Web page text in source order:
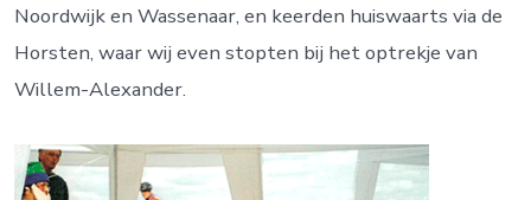
Noordwijk en Wassenaar, en keerden huiswaarts via de
Horsten, waar wij even stopten bij het optrekje van
Willem-Alexander.